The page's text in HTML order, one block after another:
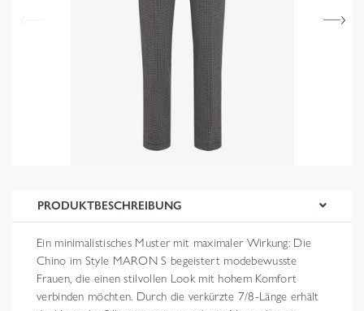
PRODUKTBESCHREIBUNG
Ein minimalistisches Muster mit maximaler Wirkung: Die
Chino im Style MARON S begeistert modebewusste
Frauen, die einen stilvollen Look mit hohem Komfort
verbinden möchten. Durch die verkürzte 7/8-Länge erhält